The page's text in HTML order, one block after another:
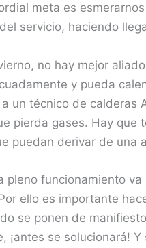
meta es
servicio, haciendo
no hay mejor
y pueda
un técnico de calderas
pierda gases. Hay que
puedan derivar de una
pleno funcionamiento
ello es importante
se ponen de
¡antes se solucionará!